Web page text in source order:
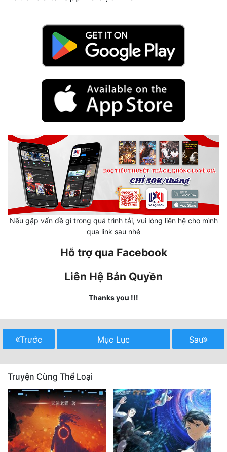
Khoa Huyễn Không Gian
Kỳ Huyễn
Linh Dị
Làm Giàu
Lịch Sử
Nữ Cường
Nữ Phụ
Phương Tây
Phản Phái
Quan Trường
Nếu gặp vấn đề gì trong quá trình tải, vui lòng liên hệ cho mình
qua link sau nhé
Hỗ trợ qua Facebook
Liên Hệ Bản Quyền
Thanks you !!!
Trước Mục Lục Sau
Truyện Cùng Thể Loại